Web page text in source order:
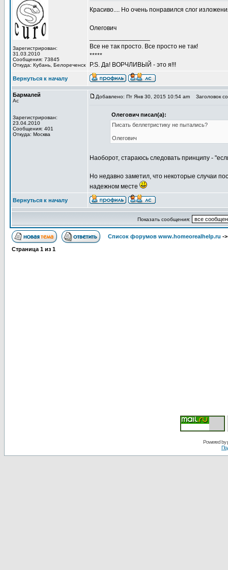
Зарегистрирован:
31.03.2010
Сообщения: 73845
Откуда: Кубань, Белореченск
Красиво.... Но очень понравился слог
Олегович
Все не так просто. Все просто не так!
*****
P.S. Да! ВОРЧЛИВЫЙ - это я!!!
Вернуться к началу
Бармалей
Ас
Зарегистрирован:
23.04.2010
Сообщения: 401
Откуда: Москва
Добавлено: Пт Янв 30, 2015 10:54 am Заголовок
Олегович писал(а):
Писать беллетристику не пытались?
Олегович
Наоборот, стараюсь следовать принципу -
Но недавно заметил, что некоторые случаи
надежном месте
Вернуться к началу
Показать сообщения:
Список форумов www.homeorealhelp.ru -
Страница 1 из 1
Powered by